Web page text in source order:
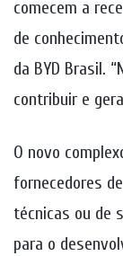
comecem a
de
da BYD Brasil.
contribuir e
O novo
fornecedores
técnicas ou de
para o